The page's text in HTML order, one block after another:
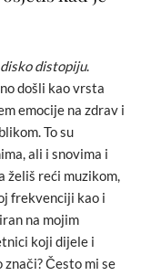
disko distopiju.
došli kao vrsta
emocije na zdrav i
To su
ali i snovima i
želiš reći muzikom,
frekvenciji kao i
na mojim
koji dijele i
Često mi se